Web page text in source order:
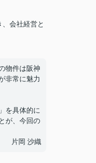
会社経営と
物件は阪神
非常に魅力
を具体的に
が、今回の
片岡 沙織